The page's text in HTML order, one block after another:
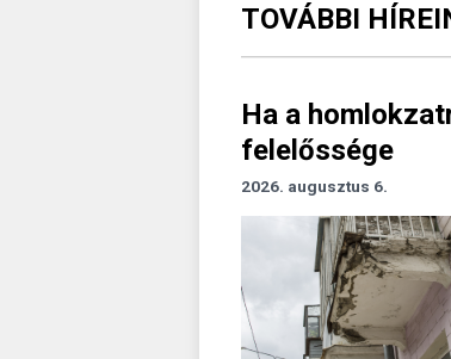
TOVÁBBI
Ha a
felelőssége
2026. augusztus 6.